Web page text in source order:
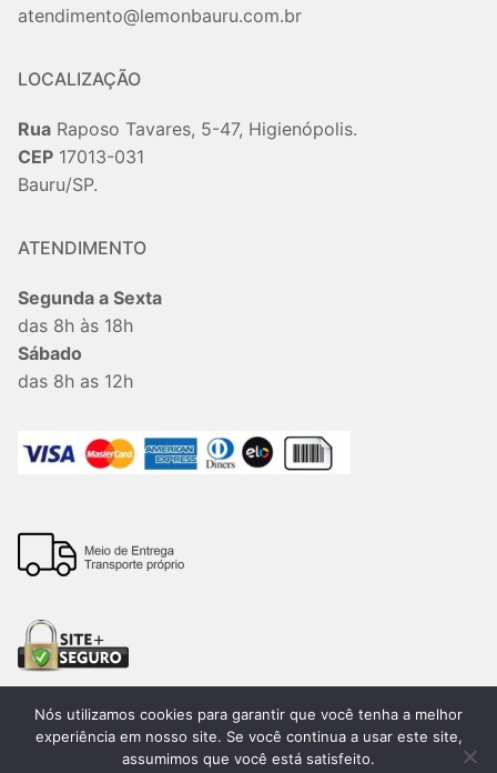
atendimento@lemonbauru.com.br
LOCALIZAÇÃO
Rua Raposo Tavares, 5-47, Higienópolis.
CEP 17013-031
Bauru/SP.
ATENDIMENTO
Segunda a Sexta
das 8h às 18h
Sábado
das 8h as 12h
Todos os direitos reservados. 2026®. Lemon Bauru –
Nós utilizamos cookies para garantir que você tenha a melhor
experiência em nosso site. Se você continua a usar este site,
assumimos que você está satisfeito.